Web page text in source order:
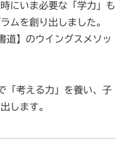
にいま必要な「学力」も
ムを創り出しました。
】のウイングスメソッ
「考える力」を養い、子
します。